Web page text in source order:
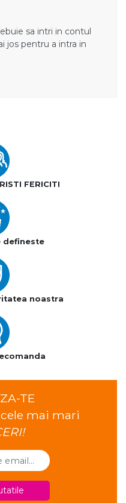
sa intri in contul
jos pentru a intra in
FERICITI
defineste
noastra
TE
mai mari